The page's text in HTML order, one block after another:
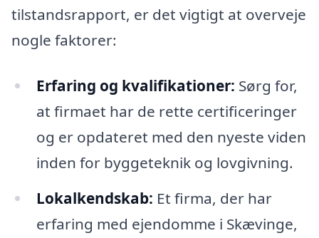
tilstandsrapport, er det vigtigt at overveje
nogle faktorer:
Erfaring og kvalifikationer: Sørg for,
at firmaet har de rette certificeringer
og er opdateret med den nyeste viden
inden for byggeteknik og lovgivning.
Lokalkendskab: Et firma, der har
erfaring med ejendomme i Skævinge,